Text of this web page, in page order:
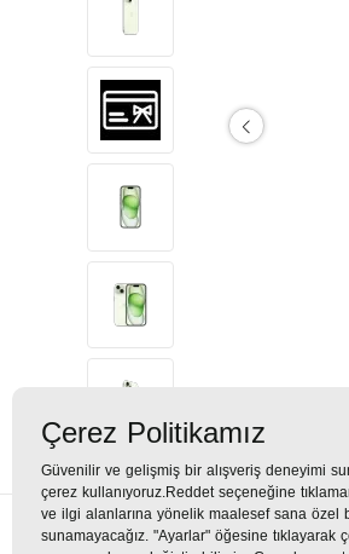
Çerez Politikamız
Güvenilir ve gelişmiş bir alışveriş deneyimi
çerez kullanıyoruz.Reddet seçeneğine
ve ilgi alanlarına yönelik maalesef sana özel
sunamayacağız. "Ayarlar" öğesine tıklayarak